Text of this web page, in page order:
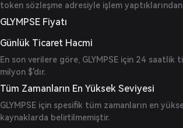
token sözleşme adresiyle işlem yaptıklarından
GLYMPSE Fiyatı
Günlük Ticaret Hacmi
En son verilere göre, GLYMPSE için 24 saatlik
milyon $'dır.
Tüm Zamanların En Yüksek Seviyesi
GLYMPSE için spesifik tüm zamanların en
kaynaklarda belirtilmemiştir.